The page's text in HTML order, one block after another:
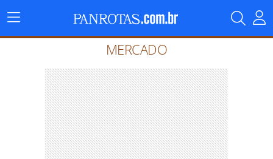
Menu
Principal
MERCADO